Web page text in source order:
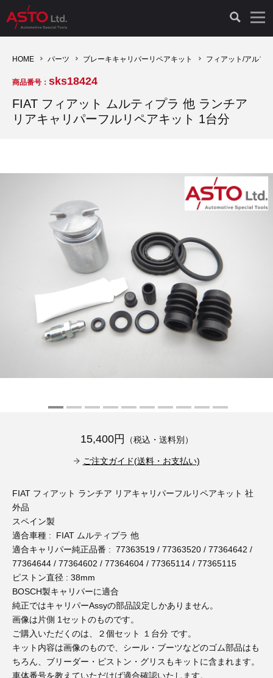
診断機（16）
キープログラマー（4）
オプション品（17）
診断テスター（10）
キープログラマー（20）
安定化電源ユニット（8）
バッテリーテスター（4）
古い車両用診断テスター（10）
バイク用診断テスター（7）
その他（20）
HCB TOOLS（45）
AST TOOLS（51）
ドイツ車（211）
イタリア/フランス車（27）
アメリカ車（15）
スウェーデン車（20）
ホイールロック取り外しツール（6）
3D プリンターペン（8）
オシロスコープ（2）
オシロ関連商品（9）
その他（8）
ドイツ車（427）
イタリア/フランス車（145）
スウェーデン車（45）
日本車（40）
ブレーキキャリパーリペアキット（368）
ライト関連（6）
その他（12）
現品修理（77）
リビルト品（58）
イモビライザーOFF（1）
オシロスコープ（10）
アクセサリー（13）
HOME パーツ ブレーキキャリパーリペアキット フィアット/アルフ
商品番号： sks18424
FIAT フィアット ムルティプラ 他 ランチア
リアキャリパーフルリペアキット 1台分
15,400円 （税込・送料別）
ご注文ガイド(送料・お支払い)
FIAT フィアット ランチア リアキャリパーフルリペアキット 社
外品
スペイン製
適合車種 : FIAT ムルティプラ 他
適合キャリパー純正品番 : 77363519 / 77363520 / 77364642 /
77364644 / 77364602 / 77364604 / 77365114 / 77365115
ピストン直径 : 38mm
BOSCH製キャリパーに適合
純正ではキャリパーAssyの部品設定しかありません。
画像は片側 1セットのものです。
ご購入いただくのは、２個セット １台分 です。
キット内容は画像のもので、シール・ブーツなどのゴム部品はも
ちろん、ブリーダー・ピストン・グリスもキットに含まれます。
車体番号を教えていただけば適合確認いたします。